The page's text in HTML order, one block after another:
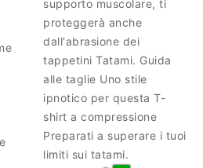
supporto muscolare, ti
proteggerà anche
dall'abrasione dei
tappetini Tatami. Guida
alle taglie Uno stile
ipnotico per questa T-
shirt a compressione
Preparati a superare i tuoi
limiti sui tatami.